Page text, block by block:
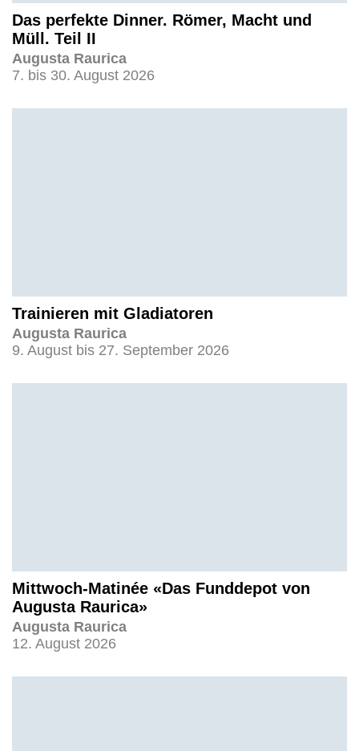
Das perfekte Dinner. Römer, Macht und
Müll. Teil II
Augusta Raurica
7. bis 30. August 2026
Trainieren mit Gladiatoren
Augusta Raurica
9. August bis 27. September 2026
Mittwoch-Matinée «Das Funddepot von
Augusta Raurica»
Augusta Raurica
12. August 2026